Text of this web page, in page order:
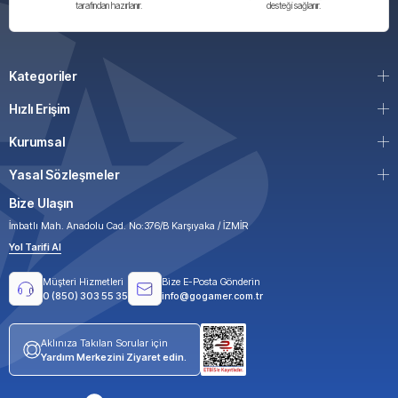
tarafından hazırlanır.
desteği sağlanır.
Kategoriler
Hızlı Erişim
Kurumsal
Yasal Sözleşmeler
Bize Ulaşın
İmbatlı Mah. Anadolu Cad. No:376/B Karşıyaka / İZMİR
Yol Tarifi Al
Müşteri Hizmetleri
0 (850) 303 55 35
Bize E-Posta Gönderin
info@gogamer.com.tr
Aklınıza Takılan Sorular için
Yardım Merkezini Ziyaret edin.